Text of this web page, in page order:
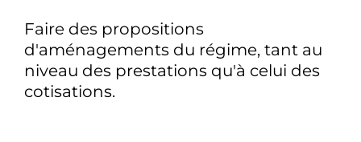
Faire des propositions
d'aménagements du régime, tant au
niveau des prestations qu'à celui des
cotisations.